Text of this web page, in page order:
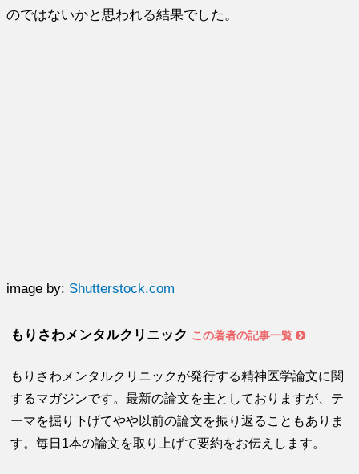
のではないかと思われる結果でした。
image by: Shutterstock.com
もりさわメンタルクリニック この著者の記事一覧
もりさわメンタルクリニックが発行する精神医学論文に関
するマガジンです。最新の論文を主としておりますが、テ
ーマを掘り下げてやや以前の論文を振り返ることもありま
す。毎日1本の論文を取り上げて要約をお伝えします。